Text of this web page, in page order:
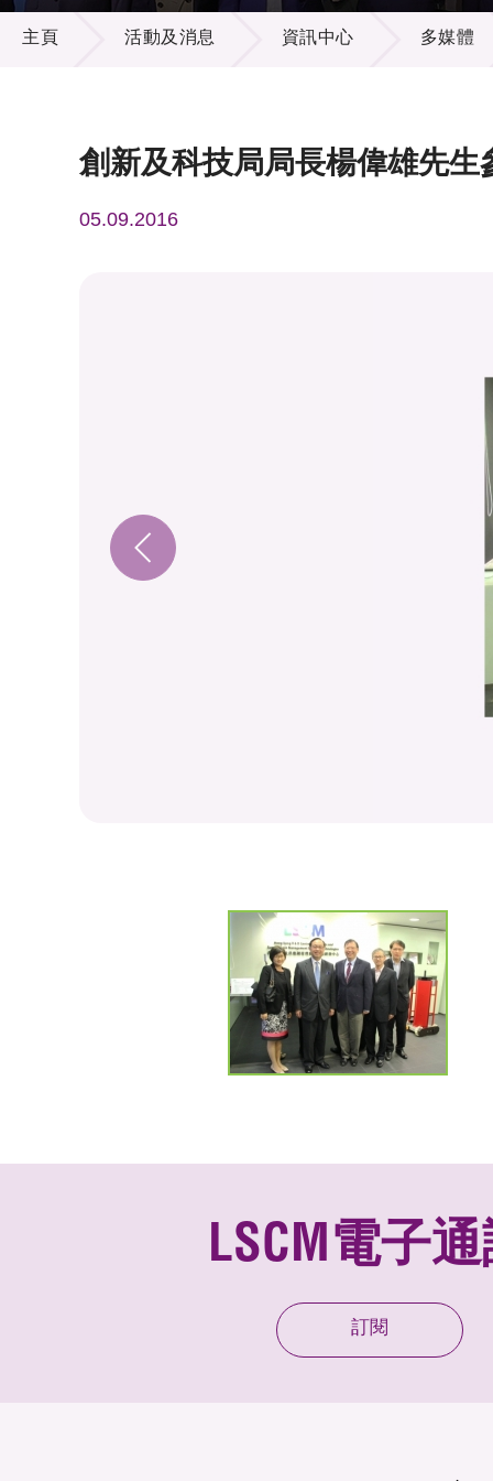
項目資
多媒體
出版刊
活動及消息
主頁 活動及消息 資訊中心 多媒體
創新及科技局局長楊偉雄先
05.09.2016
LSCM電子
訂閱